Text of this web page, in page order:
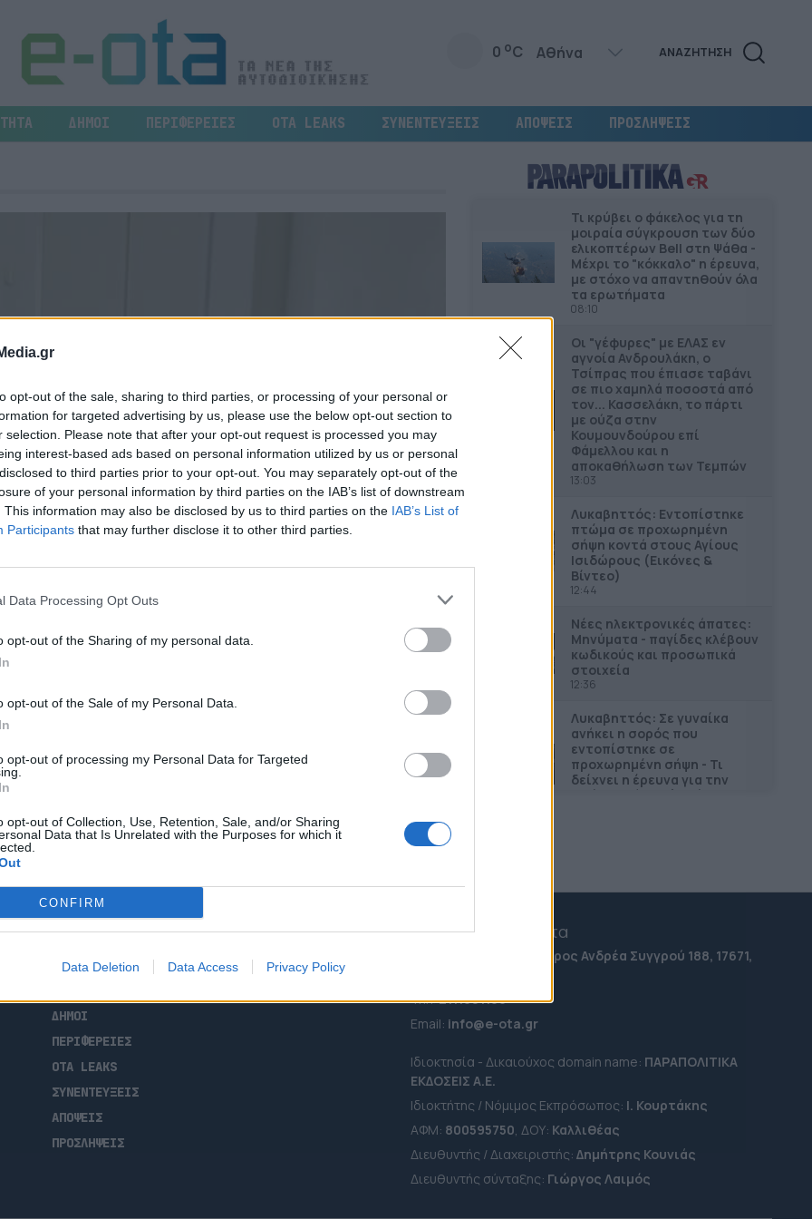
opt-out of the sale, sharing to third parties, or processing of your personal or
for targeted advertising by us, please use the below opt-out section to
selection. Please note that after your opt-out request is processed you may
interest-based ads based on personal information utilized by us or personal
to third parties prior to your opt-out. You may separately opt-out of the
of your personal information by third parties on the IAB’s list of downstream
This information may also be disclosed by us to third parties on the IAB’s List of
Participants that may further disclose it to other third parties.
Data Processing Opt Outs
opt-out of the Sharing of my personal data.
opt-out of the Sale of my Personal Data.
opt-out of processing my Personal Data for Targeted
opt-out of Collection, Use, Retention, Sale, and/or Sharing
Data that Is Unrelated with the Purposes for which it
CONFIRM
Data Deletion Data Access Privacy Policy
0 oC ΑΝΑΖΗΤΗΣΗ
ΔΗΜΟΙ ΠΕΡΙΦΕΡΕΙΕΣ OTA LEAKS ΣΥΝΕΝΤΕΥΞΕΙΣ ΑΠΟΨΕΙΣ ΠΡΟΣΛΗΨΕΙΣ
για τη
φωτισμού
στον Δήμο Νάουσας.
Τι κρύβει ο φάκελος για τη
μοιραία σύγκρουση των δύο
ελικοπτέρων Bell στη Ψάθα -
Μέχρι το "κόκκαλο" η έρευνα,
με στόχο να απαντηθούν όλα
τα ερωτήματα
08:10
Οι "γέφυρες" µε ΕΛΑΣ εν
αγνοία Ανδρουλάκη, ο
Τσίπρας που έπιασε ταβάνι
σε πιο χαμηλά ποσοστά από
τον... Κασσελάκη, το πάρτι
με ούζα στην
Κουμουνδούρου επί
Φάμελλου και η
αποκαθήλωση των Τεμπών
13:03
Λυκαβηττός: Εντοπίστηκε
πτώμα σε προχωρημένη
σήψη κοντά στους Αγίους
Ισιδώρους (Εικόνες &
Βίντεο)
12:44
Νέες ηλεκτρονικές άπατες:
Μηνύματα - παγίδες κλέβουν
κωδικούς και προσωπικά
στοιχεία
12:36
Λυκαβηττός: Σε γυναίκα
ανήκει η σορός που
εντοπίστηκε σε
προχωρημένη σήψη - Τι
δείχνει η έρευνα για την
αιτία θανάτου (Εικόνες &
τμήμα ζητούσε κλαίγοντας
γίνει και το 2022, αναφέρει ο
09:42
ΡΟΗ ΕΙΔΗΣΕΩΝ
ΔΗΜΟΙ
ΠΕΡΙΦΕΡΕΙΕΣ
OTA LEAKS
ΣΥΝΕΝΤΕΥΞΕΙΣ
ΑΠΟΨΕΙΣ
ΠΡΟΣΛΗΨΕΙΣ
e-ota.gr | Ταυτότητα
Λεωφόρος Ανδρέα Συγγρού 188, 17671,
Τηλ:2111091100
Εmail: info@e-ota.gr
Ιδιοκτησία - Δικαιούχος domain name: ΠΑΡΑΠΟΛΙΤΙΚΑ
ΕΚΔΟΣΕΙΣ A.E.
Ιδιοκτήτης / Νόμιμος Εκπρόσωπος: Ι. Κουρτάκης
ΑΦΜ: 800595750 , ΔΟΥ: Καλλιθέας
Διευθυντής / Διαχειριστής:Δημήτρης Κουνιάς
Διευθυντής σύνταξης: Γιώργος Λαιμός